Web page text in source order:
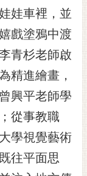
娃車裡，並
戲塗鴉中渡
青杉老師啟
精進繪畫，
興平老師學
從事教職
學視覺藝術
往平面思